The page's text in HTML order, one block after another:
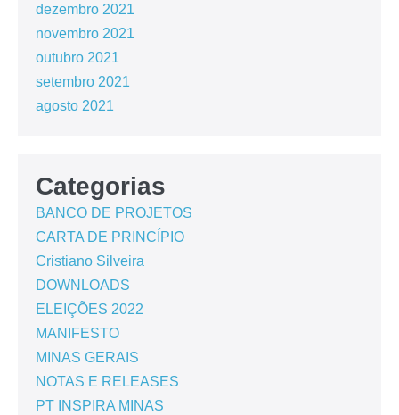
dezembro 2021
novembro 2021
outubro 2021
setembro 2021
agosto 2021
Categorias
BANCO DE PROJETOS
CARTA DE PRINCÍPIO
Cristiano Silveira
DOWNLOADS
ELEIÇÕES 2022
MANIFESTO
MINAS GERAIS
NOTAS E RELEASES
PT INSPIRA MINAS